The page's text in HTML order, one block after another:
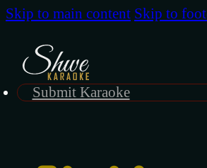
Skip to main content Skip to
Submit Karaoke